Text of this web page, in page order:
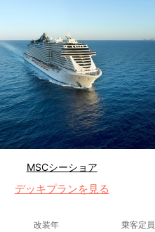
MSCシーショア
デッキプランを見る
改装年 乗客定員